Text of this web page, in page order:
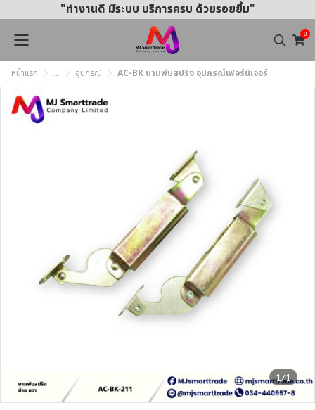
"ทำงานดี มีระบบ บริการครบ ด้วยรอยยิ้ม"
0
หน้าแรก ... อุปกรณ์ AC-BK บานพับสปริง อุปกรณ์เฟอร์นิเจอร์
1/1